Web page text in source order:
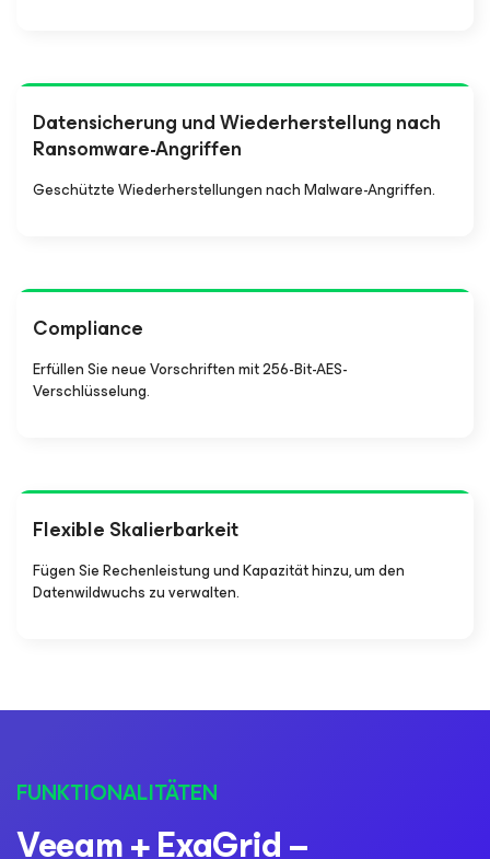
Datensicherung und Wiederherstellung nach
Ransomware-Angriffen
Geschützte Wiederherstellungen nach Malware-Angriffen.
Compliance
Erfüllen Sie neue Vorschriften mit 256-Bit-AES-
Verschlüsselung.
Flexible Skalierbarkeit
Fügen Sie Rechenleistung und Kapazität hinzu, um den
Datenwildwuchs zu verwalten.
FUNKTIONALITÄTEN
Veeam + ExaGrid –